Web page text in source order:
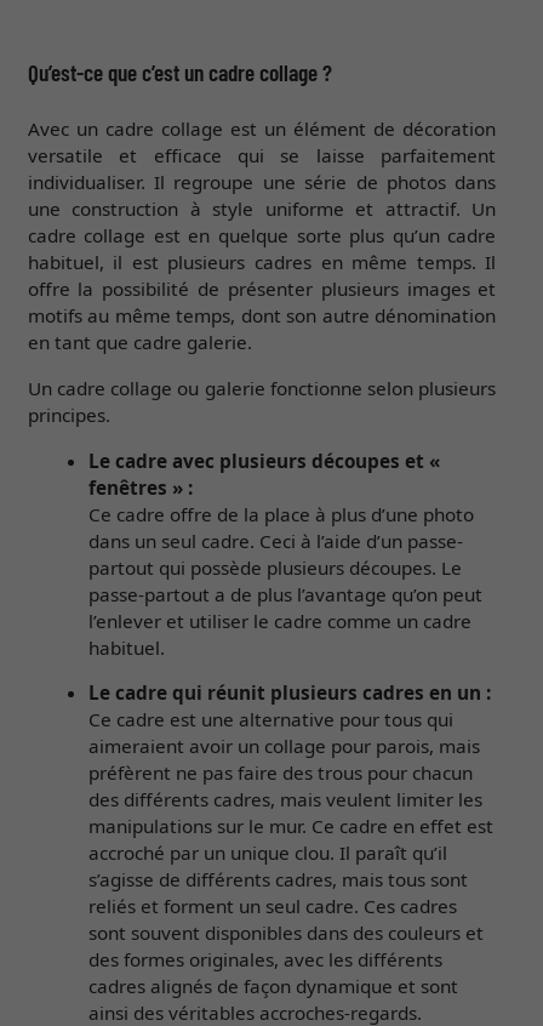
Qu’est-ce que c’est un cadre collage ?
Avec un cadre collage est un élément de décoration
versatile et efficace qui se laisse parfaitement
individualiser. Il regroupe une série de photos dans
une construction à style uniforme et attractif. Un
cadre collage est en quelque sorte plus qu’un cadre
habituel, il est plusieurs cadres en même temps. Il
offre la possibilité de présenter plusieurs images et
motifs au même temps, dont son autre dénomination
en tant que cadre galerie.
Un cadre collage ou galerie fonctionne selon plusieurs
principes.
Le cadre avec plusieurs découpes et «
fenêtres » :
Ce cadre offre de la place à plus d’une photo
dans un seul cadre. Ceci à l’aide d’un passe-
partout qui possède plusieurs découpes. Le
passe-partout a de plus l’avantage qu’on peut
l’enlever et utiliser le cadre comme un cadre
habituel.
Le cadre qui réunit plusieurs cadres en un :
Ce cadre est une alternative pour tous qui
aimeraient avoir un collage pour parois, mais
préfèrent ne pas faire des trous pour chacun
des différents cadres, mais veulent limiter les
manipulations sur le mur. Ce cadre en effet est
accroché par un unique clou. Il paraît qu’il
s’agisse de différents cadres, mais tous sont
reliés et forment un seul cadre. Ces cadres
sont souvent disponibles dans des couleurs et
des formes originales, avec les différents
cadres alignés de façon dynamique et sont
ainsi des véritables accroches-regards.